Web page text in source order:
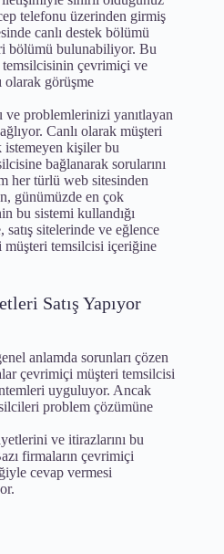
telefonu üzerinden girmiş
canlı destek bölümü
bölümü bulunabiliyor. Bu
temsilcisinin çevrimiçi ve
olarak görüşme
problemlerinizi yanıtlayan
Canlı olarak müşteri
istemeyen kişiler bu
bağlanarak sorularını
her türlü web sitesinden
günümüzde en çok
bu sistemi kullandığı
sitelerinde ve eğlence
temsilcisi içeriğine
Satış Yapıyor
anlamda sorunları çözen
çevrimiçi müşteri temsilcisi
uyguluyor. Ancak
problem çözümüne
ve itirazlarını bu
firmaların çevrimiçi
cevap vermesi